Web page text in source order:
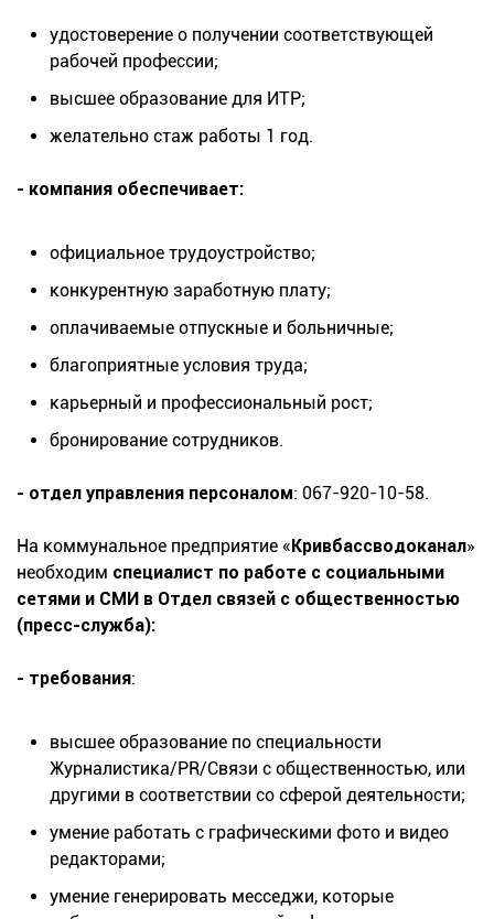
удостоверение о получении соответствующей
рабочей профессии;
высшее образование для ИТР;
желательно стаж работы 1 год.
- компания обеспечивает:
официальное трудоустройство;
конкурентную заработную плату;
оплачиваемые отпускные и больничные;
благоприятные условия труда;
карьерный и профессиональный рост;
бронирование сотрудников.
- отдел управления персоналом: 067-920-10-58.
На коммунальное предприятие « Кривбассводоканал»
необходим специалист по работе с социальными
сетями и СМИ в Отдел связей с общественностью
(пресс-служба):
- требования:
высшее образование по специальности
Журналистика/PR/Связи с общественностью, или
другими в соответствии со сферой деятельности;
умение работать с графическими фото и видео
редакторами;
умение генерировать месседжи, которые